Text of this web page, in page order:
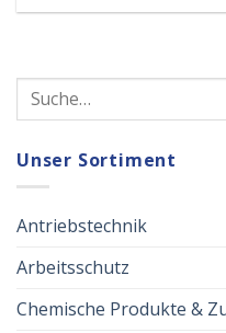
Unser Sortiment
Antriebstechnik
Arbeitsschutz
Chemische Produkte &